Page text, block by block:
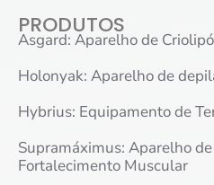
PRODUTOS
Asgard: Aparelho de
Holonyak: Aparelho de
Hybrius: Equipamento de
Supramáximus: Aparelho
Fortalecimento Muscular